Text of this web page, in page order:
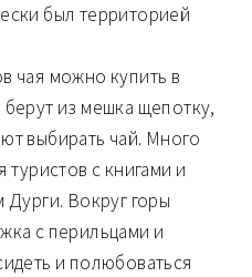
был территорией
чая можно купить в
из мешка щепотку,
выбирать чай. Много
туристов с книгами и
Дурги. Вокруг горы
с перильцами и
и полюбоваться